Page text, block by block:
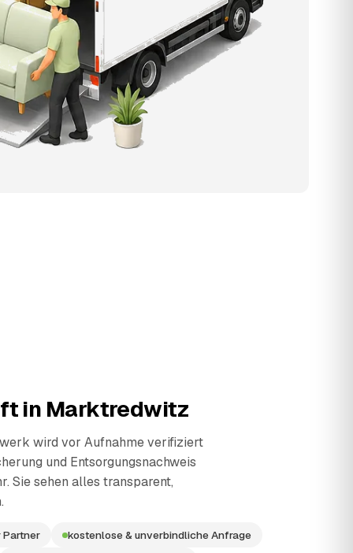
in Marktredwitz
wird vor Aufnahme verifiziert
und Entsorgungsnachweis
Sie sehen alles transparent,
Partner kostenlose & unverbindliche Anfrage